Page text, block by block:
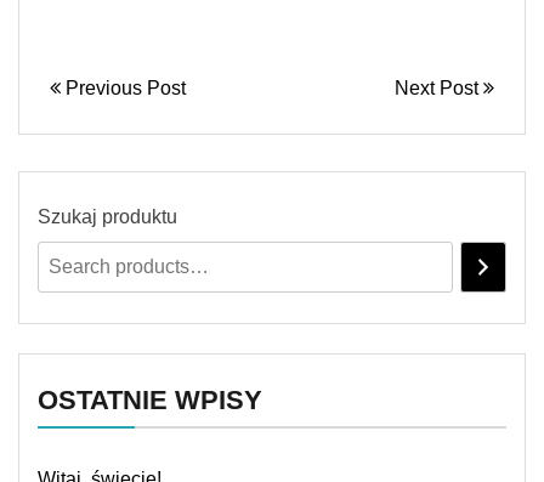
Previous Post Next Post
Szukaj produktu
OSTATNIE WPISY